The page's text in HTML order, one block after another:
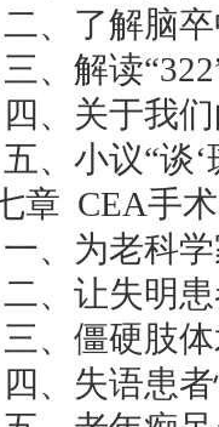
二、了解脑
三、解读
四、关于我
五、小议“谈‘
章 CEA手
一、为老科
二、让失明
三、僵硬肢
四、失语患